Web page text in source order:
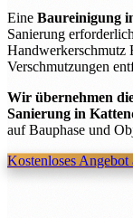
Eine Baureinigung
Sanierung
Handwerkerschmutz
Verschmutzungen
Wir übernehmen
Sanierung in
auf Bauphase und
Kostenloses Angebot